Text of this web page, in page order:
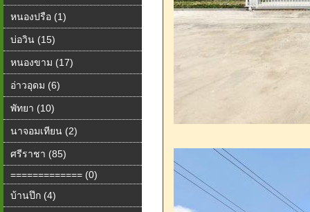
หนองปรือ (1)
บ่อวิน (15)
หนองขาม (17)
อ่าวอุดม (6)
พัทยา (10)
นาจอมเทียน (2)
ศรีราชา (85)
============= (0)
บ้านปึก (4)